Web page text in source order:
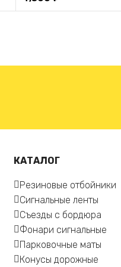
КАТАЛОГ
Резиновые отбойники
Сигнальные ленты
Съезды с бордюра
Фонари сигнальные
Парковочные маты
Конусы дорожные